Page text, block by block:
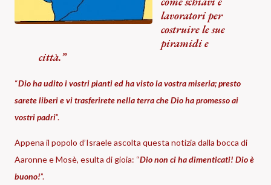
lavoratori per
costruire le sue
piramidi e
città.
“Dio ha udito i vostri pianti ed ha visto la vostra miseria; presto
sarete liberi e vi trasferirete nella terra che Dio ha promesso ai
vostri padri”.
Appena il popolo d’Israele ascolta questa notizia dalla bocca di
Aaronne e Mosè, esulta di gioia: “Dio non ci ha dimenticati! Dio è
buono!”.